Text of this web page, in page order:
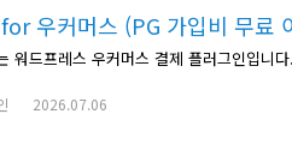
우커머스 (PG 가입비 무료
워드프레스 우커머스 결제 플러그인입니다.
2026.07.06